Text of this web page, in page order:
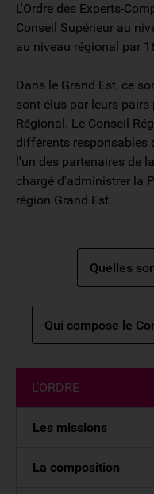
L'Ordre des Experts-
Conseil Supérieur au
au niveau régional par
Dans le Grand Est, ce
sont élus par leurs pairs
Régional. Le Conseil
différents responsables
l'un des partenaires de
chargé d'administrer la
région Grand Est.
Quelles
Qui compose le
L'ORDRE
Les missions
La composition